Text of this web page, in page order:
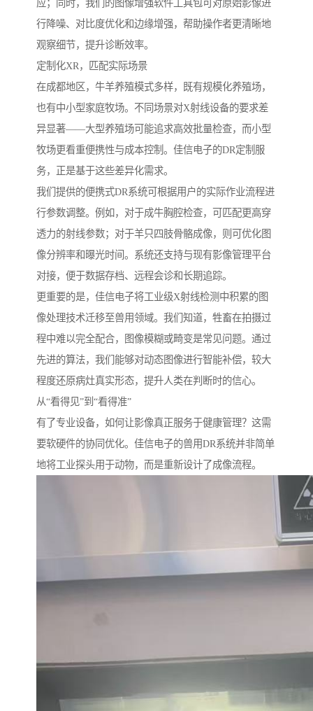
应；同时，我们的图像增强软件工具包可对原始影像进
行降噪、对比度优化和边缘增强，帮助操作者更清晰地
观察细节，提升诊断效率。
定制化XR，匹配实际场景
在成都地区，牛羊养殖模式多样，既有规模化养殖场，
也有中小型家庭牧场。不同场景对X射线设备的要求差
异显著——大型养殖场可能追求高效批量检查，而小型
牧场更看重便携性与成本控制。佳信电子的DR定制服
务，正是基于这些差异化需求。
我们提供的便携式DR系统可根据用户的实际作业流程进
行参数调整。例如，对于成牛胸腔检查，可匹配更高穿
透力的射线参数；对于羊只四肢骨骼成像，则可优化图
像分辨率和曝光时间。系统还支持与现有影像管理平台
对接，便于数据存档、远程会诊和长期追踪。
更重要的是，佳信电子将工业级X射线检测中积累的图
像处理技术迁移至兽用领域。我们知道，牲畜在拍摄过
程中难以完全配合，图像模糊或畸变是常见问题。通过
先进的算法，我们能够对动态图像进行智能补偿，较大
程度还原病灶真实形态，提升人类在判断时的信心。
从“看得见”到“看得准”
有了专业设备，如何让影像真正服务于健康管理？这需
要软硬件的协同优化。佳信电子的兽用DR系统并非简单
地将工业探头用于动物，而是重新设计了成像流程。